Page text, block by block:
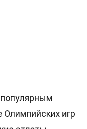
популярным
Олимпийских игр